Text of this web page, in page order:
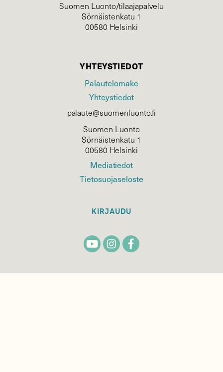
Suomen Luonto/tilaajapalvelu
Sörnäistenkatu 1
00580 Helsinki
YHTEYSTIEDOT
Palautelomake
Yhteystiedot
palaute@suomenluonto.fi
Suomen Luonto
Sörnäistenkatu 1
00580 Helsinki
Mediatiedot
Tietosuojaseloste
KIRJAUDU